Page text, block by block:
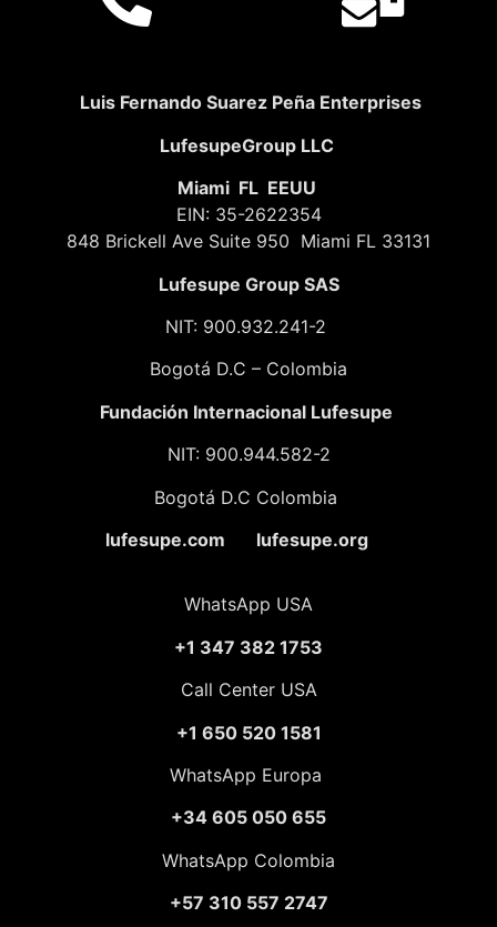
Luis Fernando Suarez Peña Enterprises
LufesupeGroup LLC
Miami FL EEUU
EIN: 35-2622354
848 Brickell Ave Suite 950 Miami FL 33131
Lufesupe Group SAS
NIT: 900.932.241-2
Bogotá D.C – Colombia
Fundación Internacional Lufesupe
NIT: 900.944.582-2
Bogotá D.C Colombia
lufesupe.com lufesupe.org
WhatsApp USA
+1 347 382 1753
Call Center USA
+1 650 520 1581
WhatsApp Europa
+34 605 050 655
WhatsApp Colombia
+57 310 557 2747